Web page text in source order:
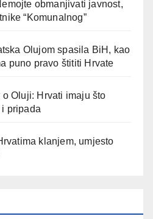
obmanjivati javnost,
“Komunalnog”
Olujom spasila BiH, kao
puno pravo štititi Hrvate
Oluji: Hrvati imaju što
pripada
klanjem, umjesto